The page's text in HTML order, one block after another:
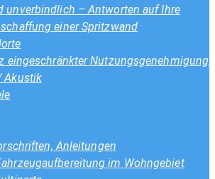
unverbindlich – Antworten auf Ihre
einer Spritzwand
eingeschränkter Nutzungsgenehmigung
Akustik
Anleitungen
im Wohngebiet